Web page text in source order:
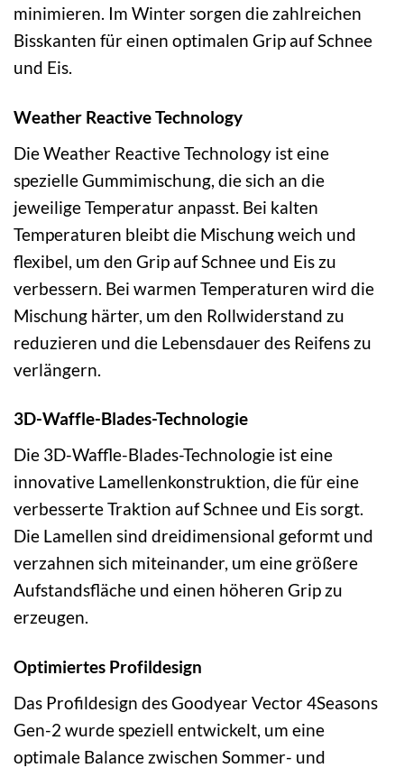
minimieren. Im Winter sorgen die zahlreichen
Bisskanten für einen optimalen Grip auf Schnee
und Eis.
Weather Reactive Technology
Die Weather Reactive Technology ist eine
spezielle Gummimischung, die sich an die
jeweilige Temperatur anpasst. Bei kalten
Temperaturen bleibt die Mischung weich und
flexibel, um den Grip auf Schnee und Eis zu
verbessern. Bei warmen Temperaturen wird die
Mischung härter, um den Rollwiderstand zu
reduzieren und die Lebensdauer des Reifens zu
verlängern.
3D-Waffle-Blades-Technologie
Die 3D-Waffle-Blades-Technologie ist eine
innovative Lamellenkonstruktion, die für eine
verbesserte Traktion auf Schnee und Eis sorgt.
Die Lamellen sind dreidimensional geformt und
verzahnen sich miteinander, um eine größere
Aufstandsfläche und einen höheren Grip zu
erzeugen.
Optimiertes Profildesign
Das Profildesign des Goodyear Vector 4Seasons
Gen-2 wurde speziell entwickelt, um eine
optimale Balance zwischen Sommer- und